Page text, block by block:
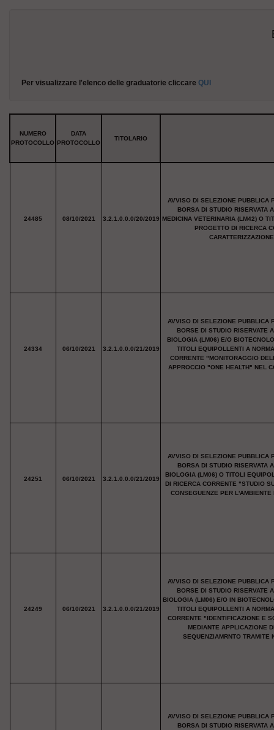
Per visualizzare l'elenco delle graduatorie cliccare QUI
NUMERO
PROTOCOLLO
DATA
PROTOCOLLO
TITOLARIO
24485 08/10/2021 3.2.1.0.0.0/20/2019
AVVISO DI SELEZIONE PUBBLICA
BORSA DI STUDIO RISERVATA
MEDICINA VETERINARIA (LM42) O
PROGETTO DI RICERCA
24334 06/10/2021 3.2.1.0.0.0/21/2019
AVVISO DI SELEZIONE PUBBLICA
BORSE DI STUDIO RISERVATE
BIOLOGIA (LM06) E/O
TITOLI EQUIPOLLENTI A
CORRENTE "MONITORAGGIO
APPROCCIO "ONE HEALTH" NEL
24251 06/10/2021 3.2.1.0.0.0/21/2019
AVVISO DI SELEZIONE PUBBLICA
BORSA DI STUDIO RISERVATA
BIOLOGIA (LM06) O TITOLI
DI RICERCA CORRENTE "STUDIO
CONSEGUENZE PER
24249 06/10/2021 3.2.1.0.0.0/21/2019
AVVISO DI SELEZIONE PUBBLICA
BORSE DI STUDIO RISERVATE
BIOLOGIA (LM06) E/O IN
TITOLI EQUIPOLLENTI A
CORRENTE "IDENTIFICAZIONE E
MEDIANTE APPLICAZIONE
SEQUENZIAMRNTO TRAMITE
AVVISO DI SELEZIONE PUBBLICA
BORSA DI STUDIO RISERVATA